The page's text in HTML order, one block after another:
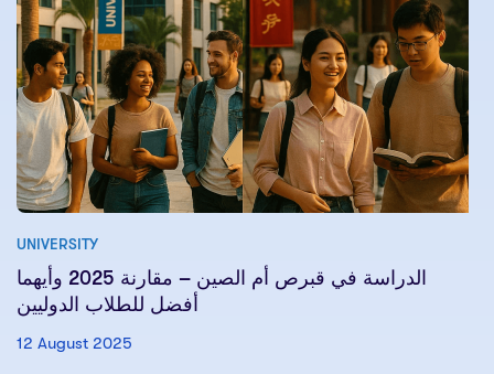
UNIVERSITY
الدراسة في قبرص أم الصين – مقارنة 2025 وأيهما
أفضل للطلاب الدوليين
12 August 2025